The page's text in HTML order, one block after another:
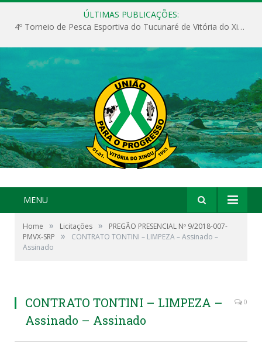
ÚLTIMAS PUBLICAÇÕES:
4º Torneio de Pesca Esportiva do Tucunaré de Vitória do Xingu
MENU
Home » Licitações »
PREGÃO PRESENCIAL Nº 9/2018-007-
PMVX-SRP
»
CONTRATO TONTINI – LIMPEZA – Assinado –
Assinado
CONTRATO TONTINI – LIMPEZA –
Assinado – Assinado
0